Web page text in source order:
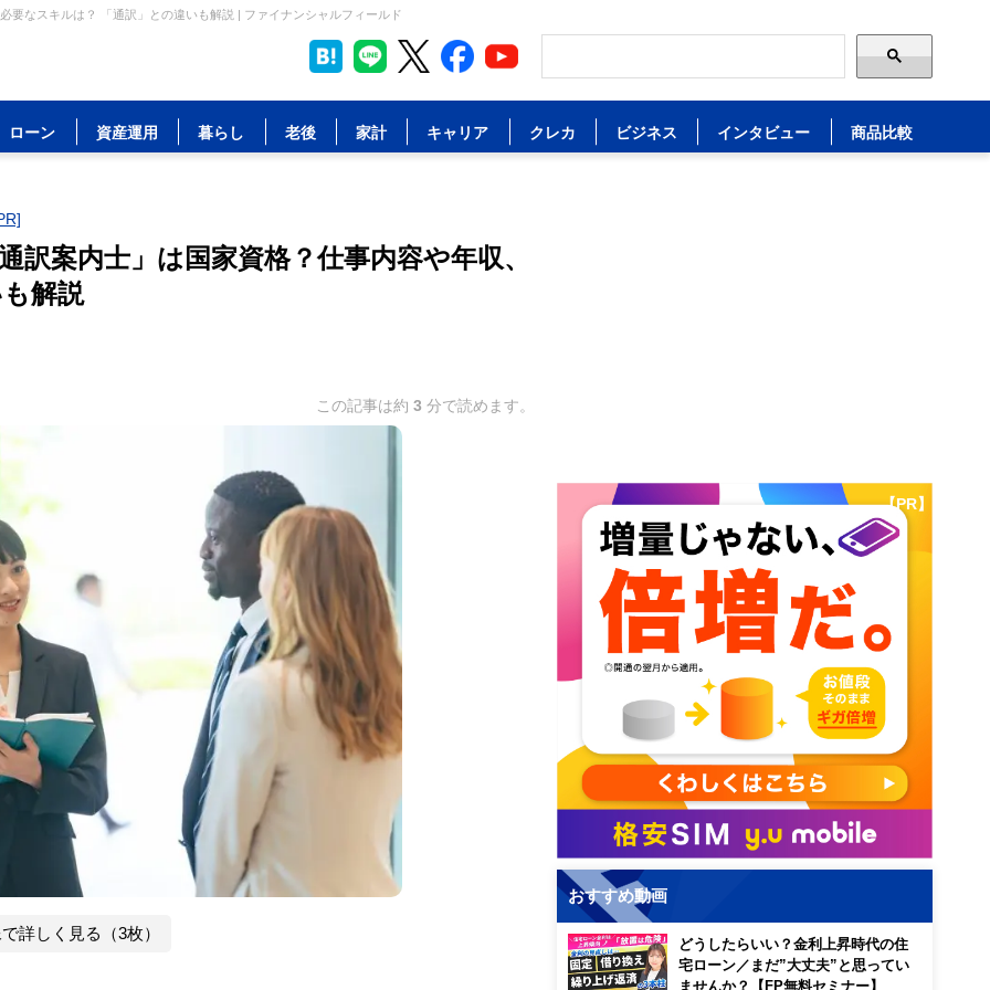
要なスキルは？ 「通訳」との違いも解説 | ファイナンシャルフィールド
ローン 資産運用 暮らし 老後 家計 キャリア クレカ ビジネス インタビュー 商品比較
案内士」は国家資格？仕事内容や年収、
解説
この記事は約 3 分で読めます。
詳しく見る（3枚）
【PR】
おすすめ動画
どうしたらいい？金利上昇時代の住
宅ローン／まだ”大丈夫”と思ってい
ませんか？【FP無料セミナー】